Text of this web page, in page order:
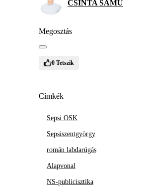
CSINTA SAMU
Megosztás
0 Tetszik
Címkék
Sepsi OSK
Sepsiszentgyörgy
román labdarúgás
Alapvonal
NS-publicisztika